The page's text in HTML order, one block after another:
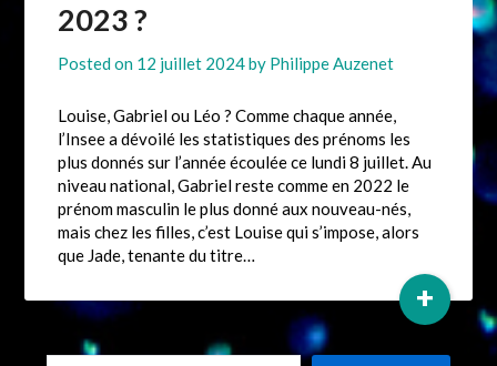
2023 ?
Posted on 12 juillet 2024by Philippe Auzenet
Louise, Gabriel ou Léo ? Comme chaque année,
l’Insee a dévoilé les statistiques des prénoms les
plus donnés sur l’année écoulée ce lundi 8 juillet. Au
niveau national, Gabriel reste comme en 2022 le
prénom masculin le plus donné aux nouveau-nés,
mais chez les filles, c’est Louise qui s’impose, alors
que Jade, tenante du titre…
+